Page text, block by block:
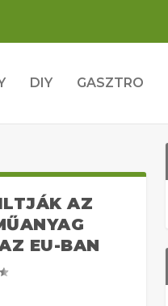
DIY GASZTRO
AZ
EU-BAN